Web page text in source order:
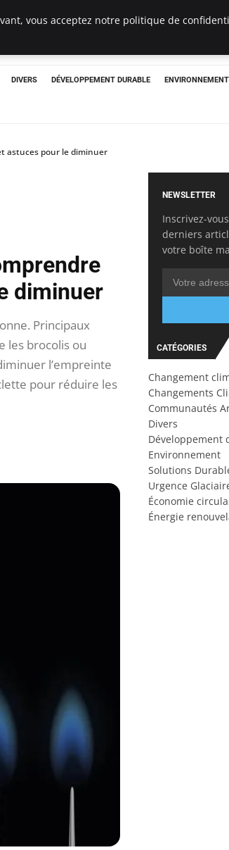
DIVERS DÉVELOPPEMENT DURABLE ENVIRONNEMENT
astuces pour le diminuer
diminuer
Principaux
les brocolis ou
l’empreinte
pour réduire les
NEWSLETTER
Inscrivez-
derniers
votre boîte
CATÉGORIES
Changement
Changements
Communautés
Divers
Développement
Environnement
Solutions
Urgence
Économie
Énergie
vous acceptez notre politique de